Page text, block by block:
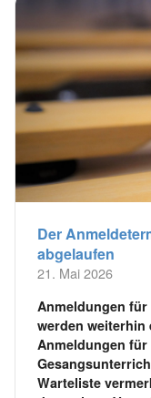
Der
abgelaufen
21. Mai 2026
Anmeldungen für
werden weiterhin
Anmeldungen
Warteliste